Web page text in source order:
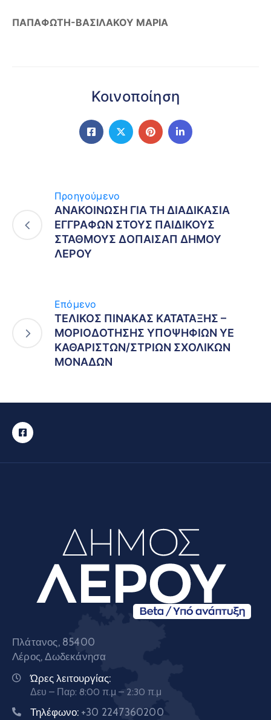
ΠΑΠΑΦΩΤΗ-ΒΑΣΙΛΑΚΟΥ ΜΑΡΙΑ
Κοινοποίηση
Προηγούμενο
ΑΝΑΚΟΙΝΩΣΗ ΓΙΑ ΤΗ ΔΙΑΔΙΚΑΣΙΑ
ΕΓΓΡΑΦΩΝ ΣΤΟΥΣ ΠΑΙΔΙΚΟΥΣ
ΣΤΑΘΜΟΥΣ ΔΟΠΑΙΣΑΠ ΔΗΜΟΥ
ΛΕΡΟΥ
Επόμενο
ΤΕΛΙΚΟΣ ΠΙΝΑΚΑΣ ΚΑΤΑΤΑΞΗΣ –
ΜΟΡΙΟΔΟΤΗΣΗΣ ΥΠΟΨΗΦΙΩΝ ΥΕ
ΚΑΘΑΡΙΣΤΩΝ/ΣΤΡΙΩΝ ΣΧΟΛΙΚΩΝ
ΜΟΝΑΔΩΝ
Πλάτανος, 85400
Λέρος, Δωδεκάνησα
Ώρες λειτουργίας:
Δευ – Παρ: 8:00 π.μ – 2:30 π.μ
Τηλέφωνο: +30 2247360200